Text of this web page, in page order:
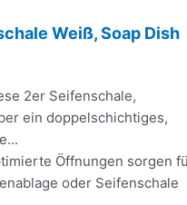
Weiß, Soap Dish
2er Seifenschale,
ein doppelschichtiges,
Öffnungen sorgen
oder Seifenschale